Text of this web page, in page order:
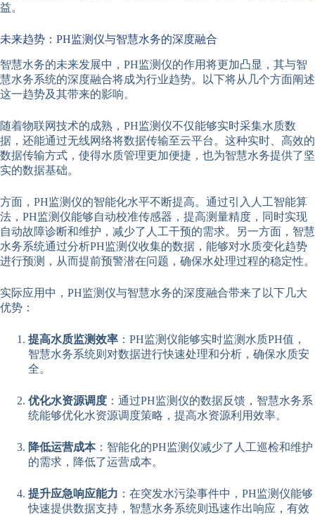
益。
未来趋势：PH监测仪与智慧水务的深度融合
智慧水务的未来发展中，PH监测仪的作用将更加凸显，其与智
慧水务系统的深度融合将成为行业趋势。以下将从几个方面阐述
这一趋势及其带来的影响。
随着物联网技术的成熟，PH监测仪不仅能够实时采集水质数
据，还能通过无线网络将数据传输至云平台。这种实时、高效的
数据传输方式，使得水质管理更加便捷，也为智慧水务提供了坚
实的数据基础。
方面，PH监测仪的智能化水平不断提高。通过引入人工智能算
法，PH监测仪能够自动校准传感器，提高测量精度，同时实现
自动故障诊断和维护，减少了人工干预的需求。另一方面，智慧
水务系统通过分析PH监测仪收集的数据，能够对水质变化趋势
进行预测，从而提前预警潜在问题，确保水处理过程的稳定性。
实际应用中，PH监测仪与智慧水务的深度融合带来了以下几大
优势：
提高水质监测效率 ：PH监测仪能够实时监测水质PH值，
智慧水务系统则对数据进行快速处理和分析，确保水质安
全。
优化水资源调度 ：通过PH监测仪的数据反馈，智慧水务系
统能够优化水资源调度策略，提高水资源利用效率。
降低运营成本：智能化的PH监测仪减少了人工巡检和维护
的需求，降低了运营成本。
提升应急响应能力 ：在突发水污染事件中，PH监测仪能够
快速提供数据支持，智慧水务系统则迅速作出响应，有效